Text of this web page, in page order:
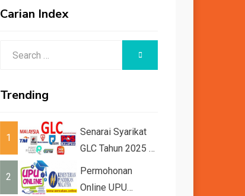
Carian Index
SEARCH
Trending
1
Senarai Syarikat
GLC Tahun 2025 /
2026
2
Permohonan
Online UPU